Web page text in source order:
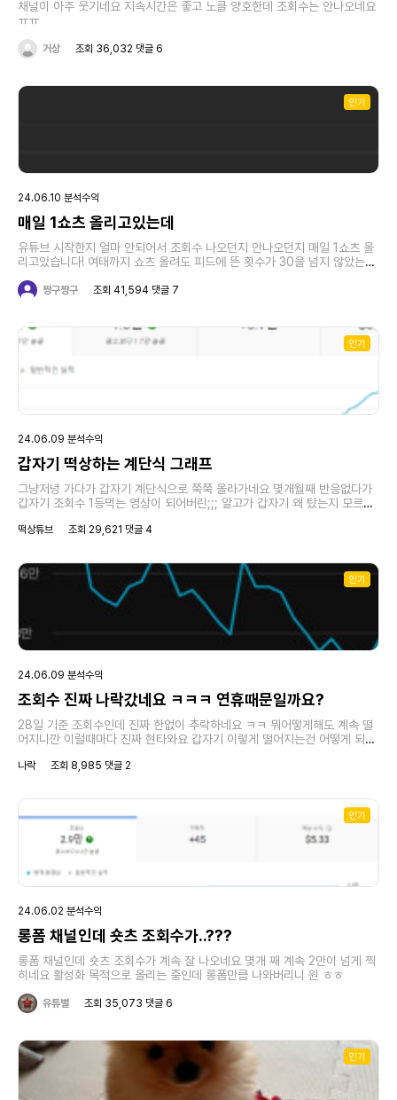
채널이 아주 웃기네요 지속시간은 좋고 노클 양호한데 조회수는 안나오네요
ㅠㅠ
거상 조회 36,032 댓글 6
인기
24.06.10 분석수익
매일 1쇼츠 올리고있는데
유튜브 시작한지 얼마 안되어서 조회수 나오던지 안나오던지 매일 1쇼츠 올
리고있습니다! 여태까지 쇼츠 올려도 피드에 뜬 횟수가 30을 넘지 않았는
고 생각해도 될까용???
짱구짱구 조회 41,594 댓글 7
인기
24.06.09 분석수익
갑자기 떡상하는 계단식 그래프
그냥저녕 가다가 갑자기 계단식으로 쭉쭉 올라가네요 몇개월째 반응없다가
갑자기 조회수 1등먹는 영상이 되어버린;;; 알고가 갑자기 왜 탔는지 모르겠
떡상튜브 조회 29,621 댓글 4
인기
24.06.09 분석수익
조회수 진짜 나락갔네요 ㅋㅋㅋ 연휴때문일까요?
28일 기준 조회수인데 진짜 한없이 추락하네요 ㅋㅋ 뭐어떻게해도 계속 떨
어지니깐 이럴때마다 진짜 현타와요 갑자기 이렇게 떨어지는건 어떻게 되는
나락 조회 8,985 댓글 2
인기
24.06.02 분석수익
롱폼 채널인데 숏츠 조회수가..???
롱폼 채널인데 숏츠 조회수가 계속 잘 나오네요 몇개 째 계속 2만이 넘게 찍
히네요 활성화 목적으로 올리는 중인데 롱폼만큼 나와버리니 원 ㅎㅎ
유튜별 조회 35,073 댓글 6
인기